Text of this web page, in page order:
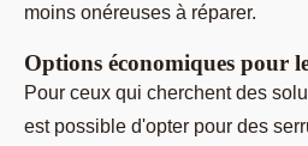
moins onéreuses à réparer.
Options économiques pour
Pour ceux qui cherchent des
est possible d'opter pour des